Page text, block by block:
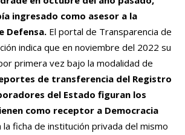
ingresado como asesor a la
Defensa. El portal de Transparencia de
indica que en noviembre del 2022 su
primera vez bajo la modalidad de
de transferencia del Registro
del Estado figuran los
como receptor a Democracia
la ficha de institución privada del mismo